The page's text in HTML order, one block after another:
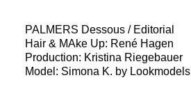
PALMERS Dessous / Editorial
Hair & MAke Up: René Hagen
Production: Kristina Riegebauer
Model: Simona K. by Lookmodels